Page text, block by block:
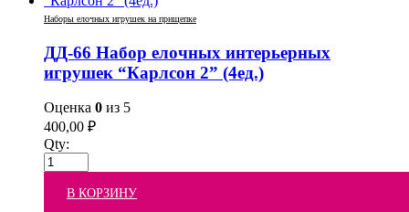
Наборы елочных игрушек на прищепке
ДД-66 Набор елочных интерьерных
игрушек “Карлсон 2” (4ед.)
Оценка 0 из 5
400,00 ₽
Qty:
В КОРЗИНУ